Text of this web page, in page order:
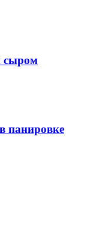
сыром
панировке